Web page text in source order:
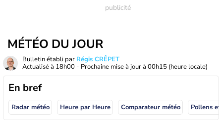
MÉTÉO DU JOUR
Bulletin établi par Régis CRÊPET
Actualisé à 18h00 - Prochaine mise à jour à 00h15 (heure locale)
En bref
Radar météo Heure par Heure Comparateur météo Pollens